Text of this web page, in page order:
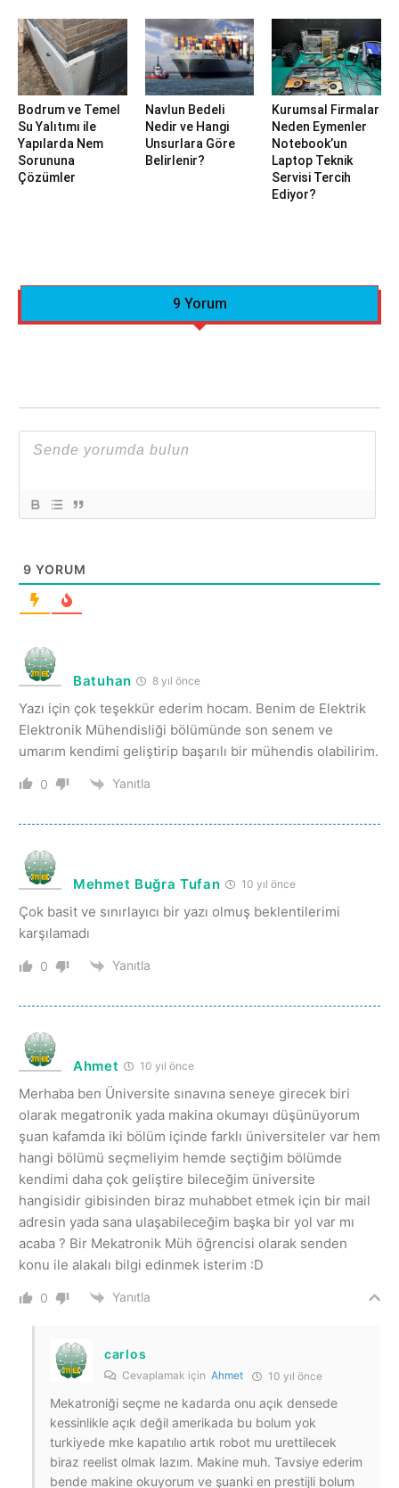
Bodrum ve Temel
Su Yalıtımı ile
Yapılarda Nem
Sorununa
Çözümler
Navlun Bedeli
Nedir ve Hangi
Unsurlara Göre
Belirlenir?
Kurumsal Firmalar
Neden Eymenler
Notebook’un
Laptop Teknik
Servisi Tercih
Ediyor?
9 Yorum
9 YORUM
Batuhan 8 yıl önce
Yazı için çok teşekkür ederim hocam. Benim de Elektrik
Elektronik Mühendisliği bölümünde son senem ve
umarım kendimi geliştirip başarılı bir mühendis olabilirim.
0 Yanıtla
Mehmet Buğra Tufan 10 yıl önce
Çok basit ve sınırlayıcı bir yazı olmuş beklentilerimi
karşılamadı
0 Yanıtla
Ahmet 10 yıl önce
Merhaba ben Üniversite sınavına seneye girecek biri
olarak megatronik yada makina okumayı düşünüyorum
şuan kafamda iki bölüm içinde farklı üniversiteler var hem
hangi bölümü seçmeliyim hemde seçtiğim bölümde
kendimi daha çok geliştire bileceğim üniversite
hangisidir gibisinden biraz muhabbet etmek için bir mail
adresin yada sana ulaşabileceğim başka bir yol var mı
acaba ? Bir Mekatronik Müh öğrencisi olarak senden
konu ile alakalı bilgi edinmek isterim :D
0 Yanıtla
carlos
Cevaplamak için Ahmet 10 yıl önce
Mekatroniği seçme ne kadarda onu açık densede
kessinlikle açık değil amerikada bu bolum yok
turkiyede mke kapatılıo artık robot mu urettilecek
biraz reelist olmak lazım. Makine muh. Tavsiye ederim
bende makine okuyorum ve şuanki en prestijli bolum